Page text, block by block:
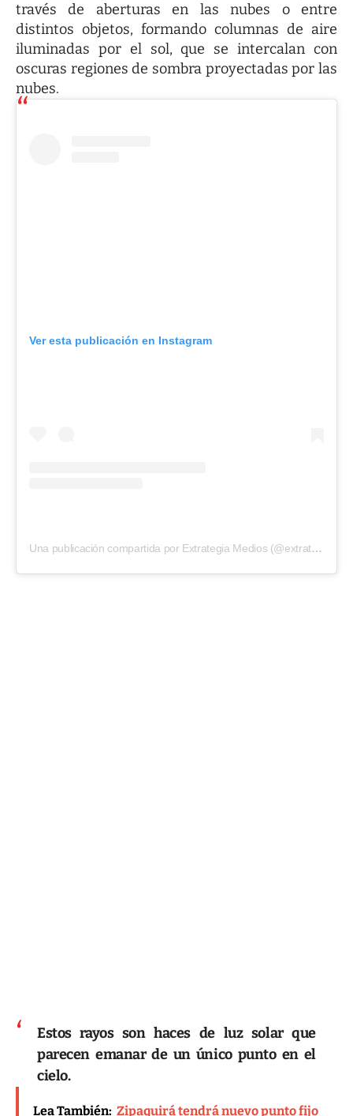
través de aberturas en las nubes o entre
distintos objetos, formando columnas de aire
iluminadas por el sol, que se intercalan con
oscuras regiones de sombra proyectadas por las
nubes.
Ver esta publicación en Instagram
Una publicación compartida por Extrategia Medios (@extrategiamedios)
Estos rayos son haces de luz solar que
parecen emanar de un único punto en el
cielo.
Lea También: Zipaquirá tendrá nuevo punto fijo